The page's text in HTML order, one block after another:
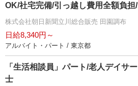
OK/社宅完備/引っ越し費用全額負
株式会社朝日新聞立川総合販売 田園調布
日給8,340円～
アルバイト・パート / 東京都
「生活相談員」パート/老人デイサ
士